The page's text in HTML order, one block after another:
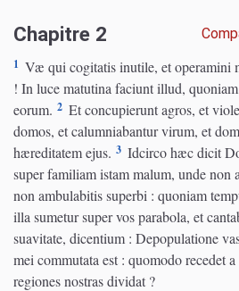
Chapitre 2
1 Væ qui cogitatis inutile, et operamini
! In luce matutina faciunt illud,
eorum. 2 Et concupierunt agros, et
domos, et calumniabantur virum, et
hæreditatem ejus. 3 Idcirco hæc dicit
super familiam istam malum, unde non
non ambulabitis superbi : quoniam
illa sumetur super vos parabola, et
suavitate, dicentium : Depopulatione
mei commutata est : quomodo recedet
regiones nostras dividat ?